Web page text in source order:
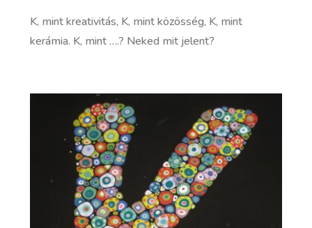
K, mint kreativitás, K, mint közösség, K, mint
kerámia. K, mint ….? Neked mit jelent?